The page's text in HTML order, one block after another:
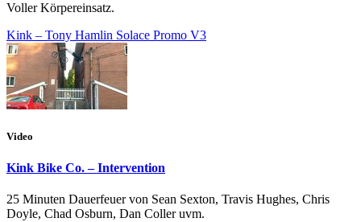
Voller Körpereinsatz.
Kink – Tony Hamlin Solace Promo V3
Video
Kink Bike Co. – Intervention
25 Minuten Dauerfeuer von Sean Sexton, Travis Hughes, Chris
Doyle, Chad Osburn, Dan Coller uvm.